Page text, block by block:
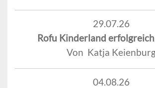
29.07.26
Rofu Kinderland
Von Katja
04.08.26